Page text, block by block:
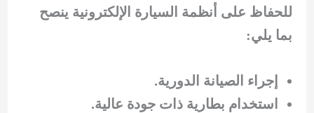
للحفاظ على أنظمة السيارة الإلكترونية ينصح
بما يلي:
إجراء الصيانة الدورية.
استخدام بطارية ذات جودة عالية.